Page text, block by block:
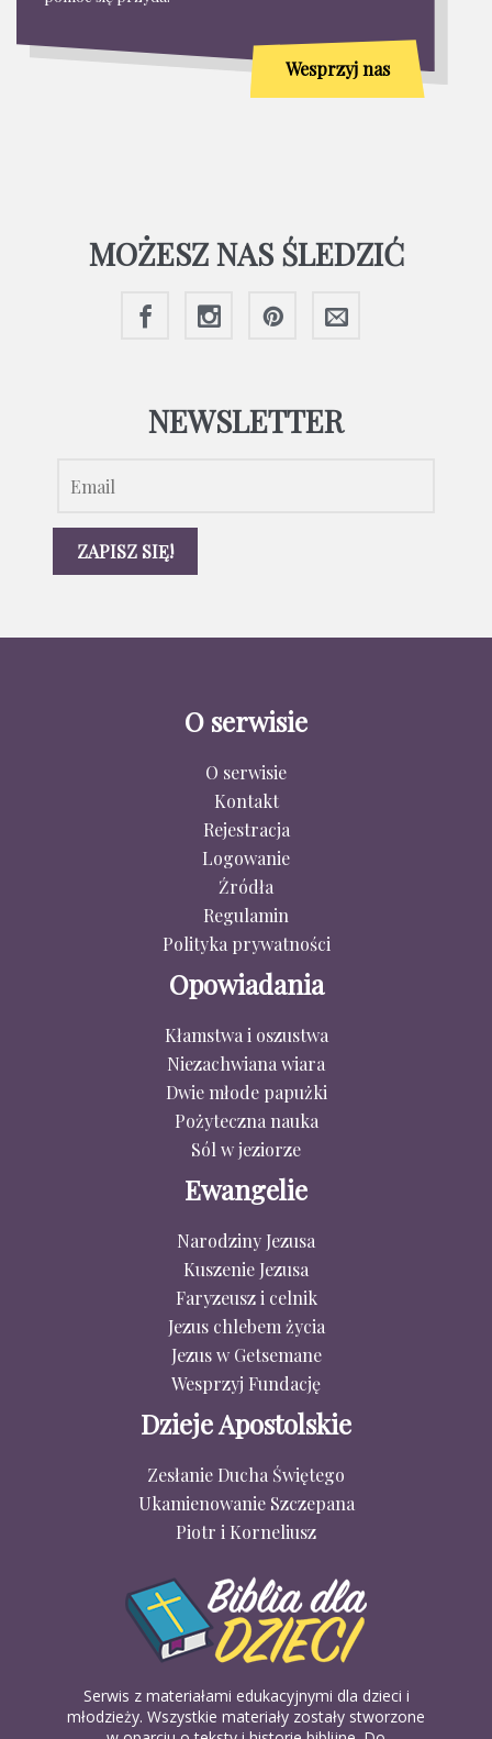
Wesprzyj nas
MOŻESZ NAS ŚLEDZIĆ
NEWSLETTER
O serwisie
O serwisie
Kontakt
Rejestracja
Logowanie
Źródła
Regulamin
Polityka prywatności
Opowiadania
Kłamstwa i oszustwa
Niezachwiana wiara
Dwie młode papużki
Pożyteczna nauka
Sól w jeziorze
Ewangelie
Narodziny Jezusa
Kuszenie Jezusa
Faryzeusz i celnik
Jezus chlebem życia
Jezus w Getsemane
Wesprzyj Fundację
Dzieje Apostolskie
Zesłanie Ducha Świętego
Ukamienowanie Szczepana
Piotr i Korneliusz
Serwis z materiałami edukacyjnymi dla dzieci i
młodzieży. Wszystkie materiały zostały stworzone